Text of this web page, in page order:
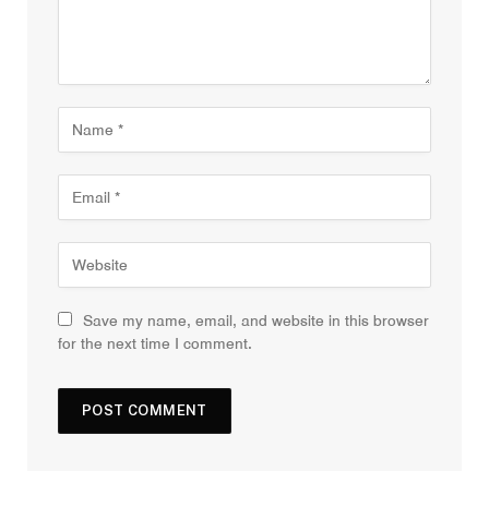
Save my name, email, and website in this browser
for the next time I comment.